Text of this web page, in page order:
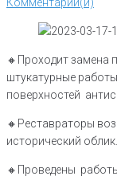
Комментарии(й)
🔸️Проходит замена
штукатурные
поверхностей
🔸️Реставраторы
исторический облик.
🔸️Проведены